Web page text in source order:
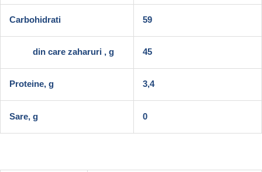
Carbohidrati 59
din care zaharuri , g 45
Proteine, g 3,4
Sare, g 0